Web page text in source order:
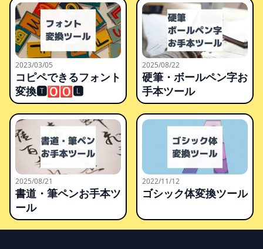
2023/03/05
コピペできるフォント
変換🆃🅾🅾🅻
2025/08/22
硬筆・ボールペン字お
手本ツール
2025/08/21
書道・筆ペンお手本ツ
ール
2022/11/12
ゴシック体変換ツール